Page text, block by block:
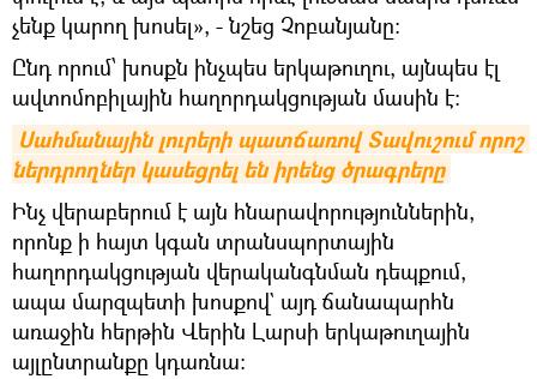
չենք կարող խոսել», - նշեց Չոբանյանը։
Ընդ որում՝ խոսքն ինչպես երկաթուղու, այնպես էլ
ավտոմոբիլային հաղորդակցության մասին է։
Սահմանային լուրերի պատճառով Տավուշում որոշ
ներդրողներ կասեցրել են իրենց ծրագրերը
Ինչ վերաբերում է այն հնարավորություններին,
որոնք ի հայտ կգան տրանսպորտային
հաղորդակցության վերականգնման դեպքում,
ապա մարզպետի խոսքով` այդ ճանապարհն
առաջին հերթին Վերին Լարսի երկաթուղային
այլընտրանքը կդառնա: